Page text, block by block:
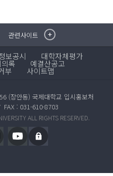
터
학안내
센터
관련사이트이메일무단수집거부
무선인터넷이용안내
포탈사이트
증명발급사이트
보공시 대학자체평가
록 예결산공고
부 사이트맵
(장안동) 국제대학교 입시홍보처
FAX : 031-610-8703
ALL RIGHTS RESERVED.